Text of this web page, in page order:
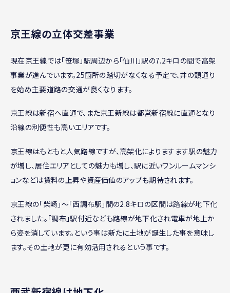
京王線の立体交差事業
現在京王線では「笹塚」駅周辺から「仙川」駅の7.2キロの間で高架
事業が進んでいます。25箇所の踏切がなくなる予定で、井の頭通り
を始め主要道路の交通が良くなります。
京王線は新宿へ直通で、また京王新線は都営新宿線に直通となり
沿線の利便性も高いエリアです。
京王線はもともと人気路線ですが、高架化によりますます駅の魅力
が増し、居住エリアとしての魅力も増し、駅に近いワンルームマンシ
ョンなどは賃料の上昇や資産価値のアップも期待されます。
京王線の「柴崎」～「西調布駅」間の2.8キロの区間は路線が地下化
されました。「調布」駅付近なども路線が地下化され電車が地上か
ら姿を消しています。という事は新たに土地が誕生した事を意味し
ます。その土地が更に有効活用されるという事です。